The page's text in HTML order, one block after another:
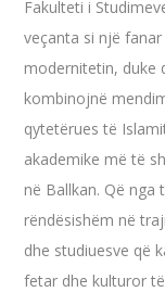
Fakulteti i
veçanta si një
modernitetin, duke
kombinojnë
qytetërues të
akademike më të
në Ballkan. Që
rëndësishëm në
dhe studiuesve që
fetar dhe kulturor